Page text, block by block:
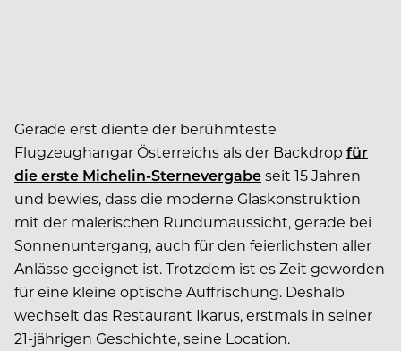
Gerade erst diente der berühmteste
Flugzeughangar Österreichs als der Backdrop für
die erste Michelin-Sternevergabeseit 15 Jahren
und bewies, dass die moderne Glaskonstruktion
mit der malerischen Rundumaussicht, gerade bei
Sonnenuntergang, auch für den feierlichsten aller
Anlässe geeignet ist. Trotzdem ist es Zeit geworden
für eine kleine optische Auffrischung. Deshalb
wechselt das Restaurant Ikarus, erstmals in seiner
21-jährigen Geschichte, seine Location.